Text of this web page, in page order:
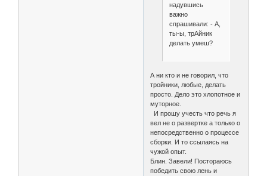
надувшись
важно
спрашивали: - А,
ты-ы, трАйник
делать умеш?
А ни кто и не говорил, что
тройники, любые, делать
просто. Дело это хлопотное и
муторное.
И прошу учесть что речь я
вел не о развертке а только о
непосредственно о процессе
сборки. И то ссылаясь на
чужой опыт.
Блин. Завели! Постораюсь
победить свою лень и